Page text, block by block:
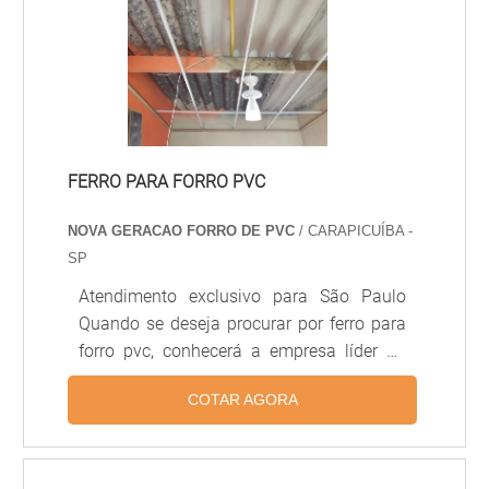
natural ou resinada.Outros tipos de telhas
disponilizadas Telha romana de cerâmica
natural; Telha .
FERRO PARA FORRO PVC
NOVA GERACAO FORRO DE PVC / CARAPICUÍBA -
SP
Atendimento exclusivo para São Paulo
Quando se deseja procurar por ferro para
forro pvc, conhecerá a empresa líder do
mercado. Recebendo uma cotação na
melhor empresa do segmento e
custo benefício. Quando o desejo é por
COTAR AGORA